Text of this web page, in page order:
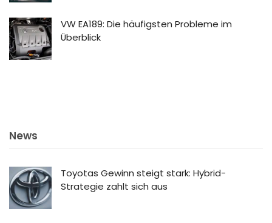
VW EA189: Die häufigsten Probleme im
Überblick
News
Toyotas Gewinn steigt stark: Hybrid-
Strategie zahlt sich aus